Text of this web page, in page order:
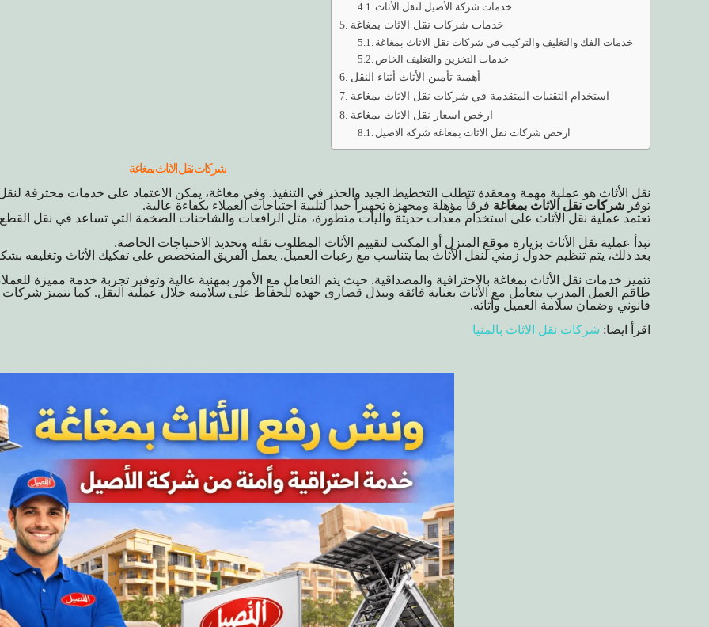
خدمات شركة الأصيل لنقل الأثاث
خدمات شركات نقل الاثاث بمغاغة
خدمات الفك والتغليف والتركيب في شركات نقل الاثاث بمغاغة
خدمات التخزين والتغليف الخاص
أهمية تأمين الأثاث أثناء النقل
استخدام التقنيات المتقدمة في شركات نقل الاثاث بمغاغة
ارخص اسعار نقل الاثاث بمغاغة
ارخص شركات نقل الاثاث بمغاغة شركة الاصيل
شركات نقل الاثاث بمغاغة
نقل الأثاث هو عملية مهمة ومعقدة تتطلب التخطيط الجيد والحذر في التنفيذ. وفي مغاغة، يمكن الاعتماد على خدمات محترفة
توفر شركات نقل الاثاث بمغاغة فرقاً مؤهلة ومجهزة تجهيزاً جيداً لتلبية احتياجات العملاء بكفاءة عالية.
تعتمد عملية نقل الأثاث على استخدام معدات حديثة وآليات متطورة، مثل الرافعات والشاحنات الضخمة التي تساعد في نقل القطع
تبدأ عملية نقل الأثاث بزيارة موقع المنزل أو المكتب لتقييم الأثاث المطلوب نقله وتحديد الاحتياجات الخاصة.
بعد ذلك، يتم تنظيم جدول زمني لنقل الأثاث بما يتناسب مع رغبات العميل. يعمل الفريق المتخصص على تفكيك الأثاث وتغليفه
تتميز خدمات نقل الأثاث بمغاغة بالاحترافية والمصداقية. حيث يتم التعامل مع الأمور بمهنية عالية وتوفير تجربة خدمة مميزة
طاقم العمل المدرب يتعامل مع الأثاث بعناية فائقة ويبذل قصارى جهده للحفاظ على سلامته خلال عملية النقل. كما تتميز
قانوني وضمان سلامة العميل وأثاثه.
اقرأ ايضا: شركات نقل الاثاث بالمنيا